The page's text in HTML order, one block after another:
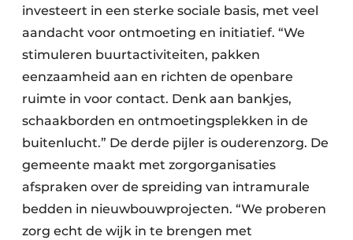
investeert in een sterke sociale basis, met veel
aandacht voor ontmoeting en initiatief. “We
stimuleren buurtactiviteiten, pakken
eenzaamheid aan en richten de openbare
ruimte in voor contact. Denk aan bankjes,
schaakborden en ontmoetingsplekken in de
buitenlucht.” De derde pijler is ouderenzorg. De
gemeente maakt met zorgorganisaties
afspraken over de spreiding van intramurale
bedden in nieuwbouwprojecten. “We proberen
zorg echt de wijk in te brengen met